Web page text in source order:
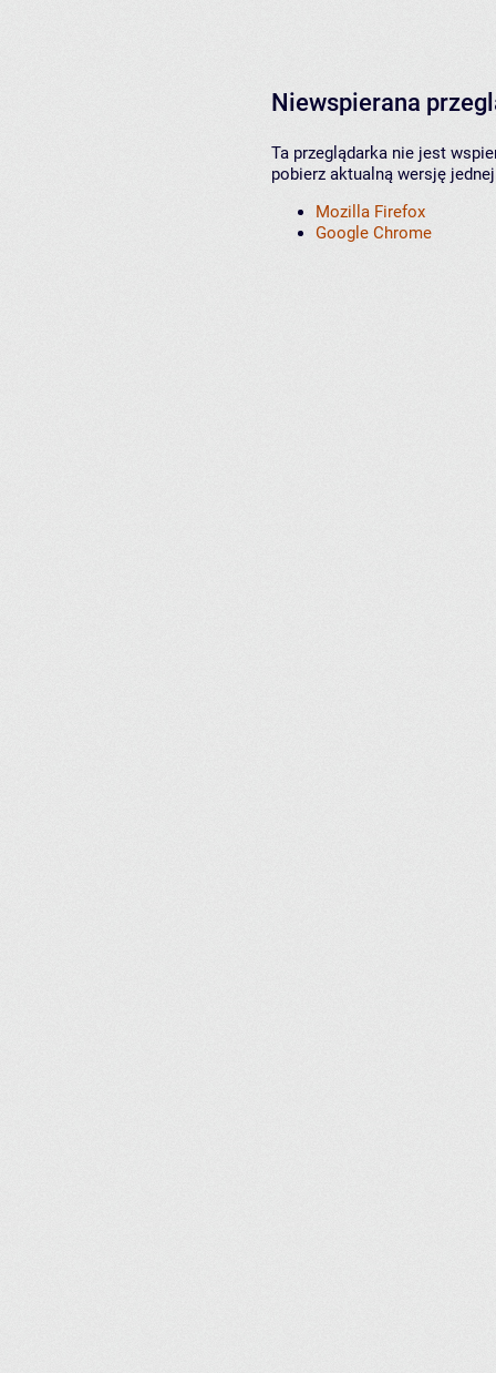
Niewspierana
Ta przeglądarka nie jest
pobierz aktualną wersję
Mozilla Firefox
Google Chrome